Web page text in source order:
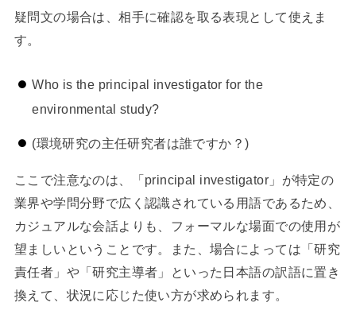
疑問文の場合は、相手に確認を取る表現として使えま
す。
Who is the principal investigator for the
environmental study?
(環境研究の主任研究者は誰ですか？)
ここで注意なのは、「principal investigator」が特定の
業界や学問分野で広く認識されている用語であるため、
カジュアルな会話よりも、フォーマルな場面での使用が
望ましいということです。また、場合によっては「研究
責任者」や「研究主導者」といった日本語の訳語に置き
換えて、状況に応じた使い方が求められます。